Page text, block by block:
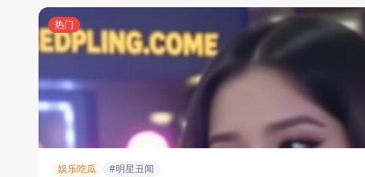
热门
娱乐吃瓜 #明星丑闻